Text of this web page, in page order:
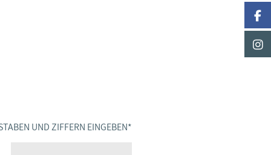
UND ZIFFERN EINGEBEN *